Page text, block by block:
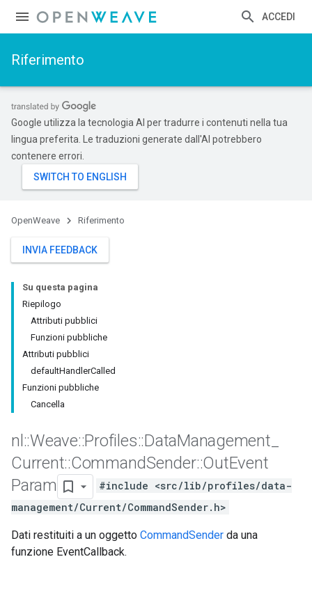
ACCEDI
Riferimento
Google utilizza la tecnologia AI per tradurre i contenuti nella tua
lingua preferita. Le traduzioni generate dall'AI potrebbero
contenere errori.
OpenWeave Riferimento
INVIA FEEDBACK
Su questa pagina
Riepilogo
Attributi pubblici
Funzioni pubbliche
Attributi pubblici
defaultHandlerCalled
Funzioni pubbliche
Cancella
nl ::Weave::Profiles::DataManagement
Current::CommandSender::OutEvent
Param
#include <src/lib/profiles/data-
management/Current/CommandSender.h>
Dati restituiti a un oggetto CommandSender da una
funzione EventCallback.